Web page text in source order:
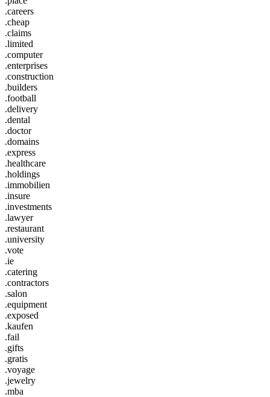
.careers
.cheap
.claims
.limited
.computer
.enterprises
.construction
.builders
.football
.delivery
.dental
.doctor
.domains
.express
.healthcare
.holdings
.immobilien
.insure
.investments
.lawyer
.restaurant
.university
.vote
.ie
.catering
.contractors
.salon
.equipment
.exposed
.kaufen
.fail
.gifts
.gratis
.voyage
.jewelry
.mba